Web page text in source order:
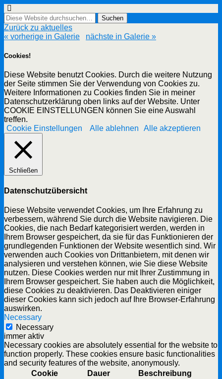
Zurück zu aktuelles
« vorherige in Galerie
nächste in Galerie »
Cookies!
Diese Website benutzt Cookies. Durch die weitere Nutzung
der Seite stimmen Sie der Verwendung von Cookies zu.
Weitere Informationen zu Cookies finden Sie in meiner
Datenschutzerklärung oben links auf der Website. Unter
COOKIE EINSTELLUNGEN können Sie eine Auswahl
treffen.
Cookie Einstellungen
Alle ablehnen Alle akzeptieren
Schließen
Datenschutzübersicht
Diese Website verwendet Cookies, um Ihre Erfahrung zu
verbessern, während Sie durch die Website navigieren. Die
Cookies, die nach Bedarf kategorisiert werden, werden in
Ihrem Browser gespeichert, da sie für das Funktionieren der
grundlegenden Funktionen der Website wesentlich sind. Wir
verwenden auch Cookies von Drittanbietern, mit denen wir
analysieren und verstehen können, wie Sie diese Website
nutzen. Diese Cookies werden nur mit Ihrer Zustimmung in
Ihrem Browser gespeichert. Sie haben auch die Möglichkeit,
diese Cookies zu deaktivieren. Das Deaktivieren einiger
dieser Cookies kann sich jedoch auf Ihre Browser-Erfahrung
auswirken.
Necessary
Necessary
immer aktiv
Necessary cookies are absolutely essential for the website to
function properly. These cookies ensure basic functionalities
and security features of the website, anonymously.
Cookie
Dauer Beschreibung